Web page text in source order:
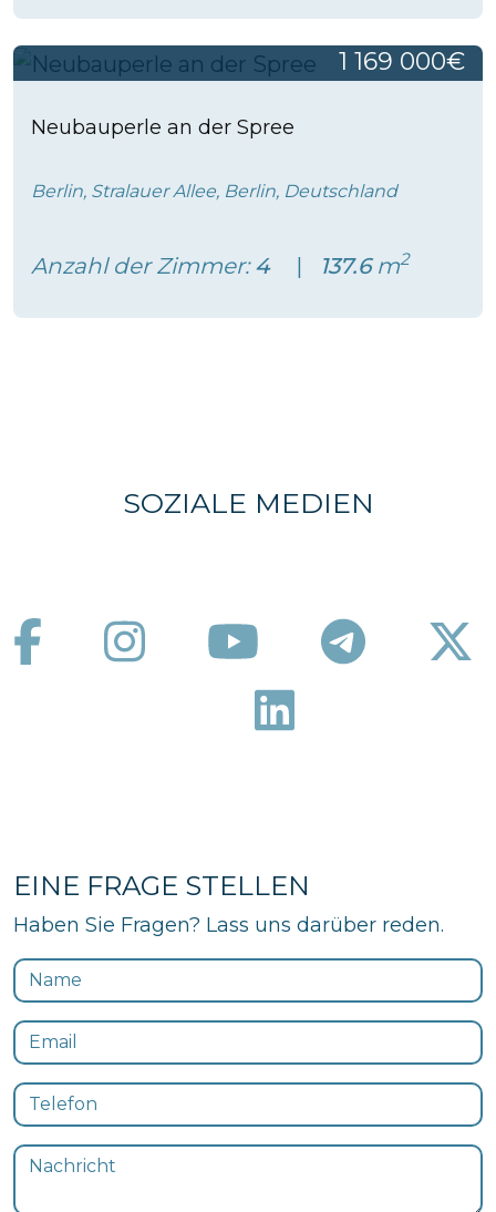
1 169 000€
Neubauperle an der Spree
Berlin, Stralauer Allee, Berlin, Deutschland
Anzahl der Zimmer:4 137.6m2
SOZIALE MEDIEN
EINE FRAGE STELLEN
Haben Sie Fragen? Lass uns darüber reden.